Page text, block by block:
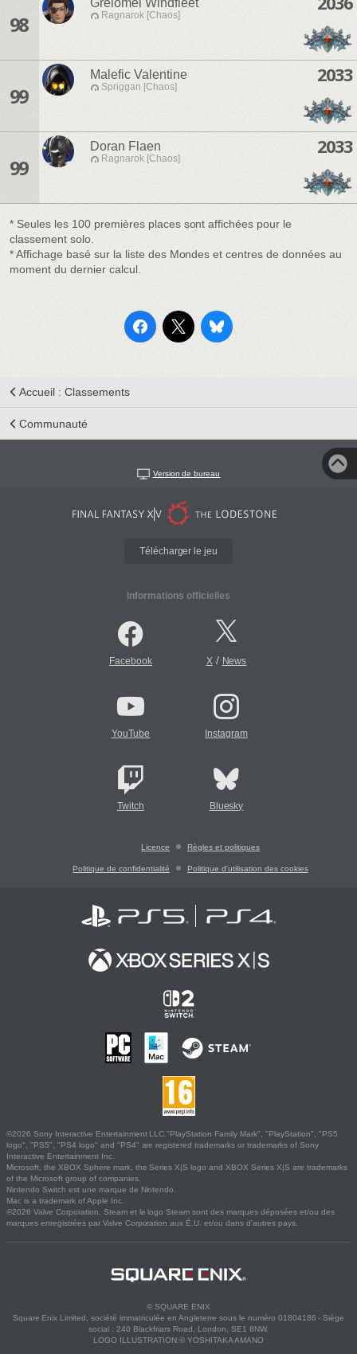
98
Greiomel Windfleet
Ragnarok [Chaos]
99
Malefic Valentine
Spriggan [Chaos]
2033
99
Doran Flaen
Ragnarok [Chaos]
2033
* Seules les 100 premières places sont affichées pour le
classement solo.
* Affichage basé sur la liste des Mondes et centres de données au
moment du dernier calcul.
Accueil : Classements
Communauté
Version de bureau
Télécharger le jeu
Informations officielles
Facebook X/ News
YouTube Instagram
Twitch Bluesky
Licence Règles et politiques
Politique de confidentialité Politique d'utilisation des cookies
©2026 Sony Interactive Entertainment LLC."PlayStation Family Mark", "PlayStation", "PS5
logo", "PS5", "PS4 logo" and "PS4" are registered trademarks or trademarks of Sony
Interactive Entertainment Inc.
Microsoft, the XBOX Sphere mark, the Series X|S logo and XBOX Series X|S are trademarks
of the Microsoft group of companies.
Nintendo Switch est une marque de Nintendo.
Mac is a trademark of Apple Inc.
©2026 Valve Corporation. Steam et le logo Steam sont des marques déposées et/ou des
marques enregistrées par Valve Corporation aux É.U. et/ou dans d'autres pays.
© SQUARE ENIX
Square Enix Limited, société immatriculée en Angleterre sous le numéro 01804186 - Siège
social : 240 Blackfriars Road, London, SE1 8NW.
LOGO ILLUSTRATION:© YOSHITAKA AMANO